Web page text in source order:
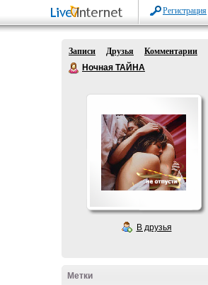
Регистрация
Записи Друзья
Комментарии
Ночная ТАЙНА
В друзья
Метки